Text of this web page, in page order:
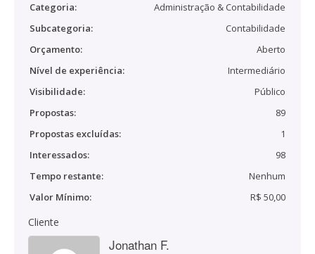
Categoria:
Administração & Contabilidade
Subcategoria:
Contabilidade
Orçamento:
Aberto
Nível de experiência:
Intermediário
Visibilidade:
Público
Propostas:
89
Propostas excluídas:
1
Interessados:
98
Tempo restante:
Nenhum
Valor Mínimo:
R$ 50,00
Cliente
Jonathan F.